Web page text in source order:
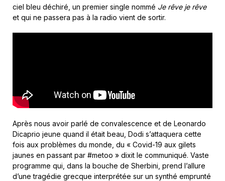
ciel bleu déchiré, un premier single nommé Je rêve je rêve
et qui ne passera pas à la radio vient de sortir.
Après nous avoir parlé de convalescence et de Leonardo
Dicaprio jeune quand il était beau, Dodi s’attaquera cette
fois aux problèmes du monde, du « Covid-19 aux gilets
jaunes en passant par #metoo » dixit le communiqué. Vaste
programme qui, dans la bouche de Sherbini, prend l’allure
d’une tragédie grecque interprétée sur un synthé emprunté